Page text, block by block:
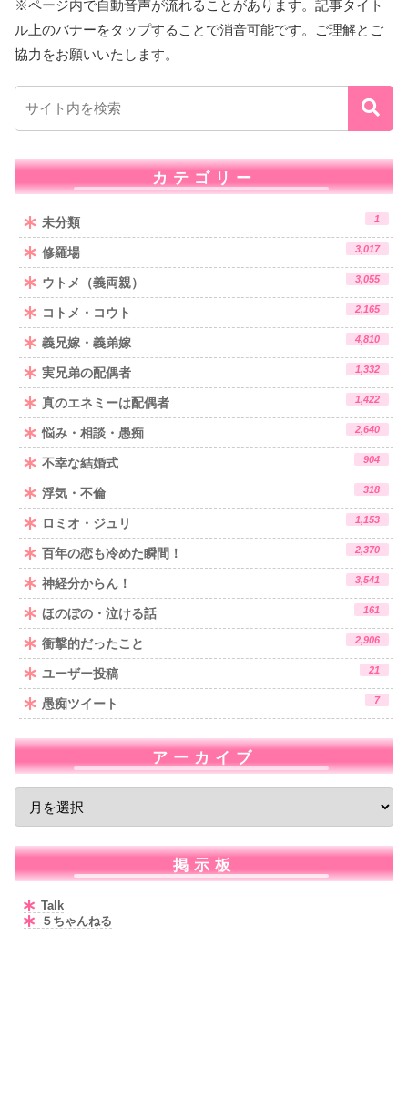
※ページ内で自動音声が流れることがあります。記事タイト
ル上のバナーをタップすることで消音可能です。ご理解とご
協力をお願いいたします。
カテゴリー
未分類 1
修羅場 3,017
ウトメ（義両親） 3,055
コトメ・コウト 2,165
義兄嫁・義弟嫁 4,810
実兄弟の配偶者 1,332
真のエネミーは配偶者 1,422
悩み・相談・愚痴 2,640
不幸な結婚式 904
浮気・不倫 318
ロミオ・ジュリ 1,153
百年の恋も冷めた瞬間！ 2,370
神経分からん！ 3,541
ほのぼの・泣ける話 161
衝撃的だったこと 2,906
ユーザー投稿 21
愚痴ツイート 7
アーカイブ
掲示板
Talk
５ちゃんねる